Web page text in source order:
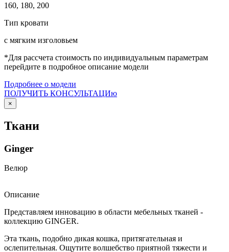
160, 180, 200
Тип кровати
с мягким изголовьем
*Для рассчета стоимость по индивидуальным параметрам
перейдите в подробное описание модели
Подробнее о модели
ПОЛУЧИТЬ КОНСУЛЬТАЦИю
×
Ткани
Ginger
Велюр
Описание
Представляем инновацию в области мебельных тканей -
коллекцию GINGER.
Эта ткань, подобно дикая кошка, притягательная и
ослепительная. Ощутите волшебство приятной тяжести и